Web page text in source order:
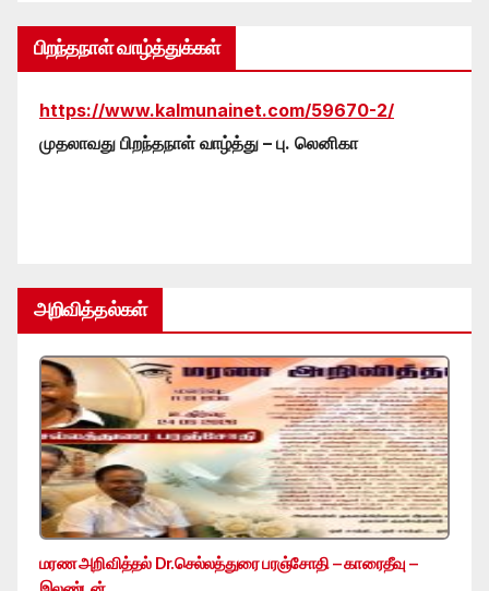
பிறந்தநாள் வாழ்த்துக்கள்
https://www.kalmunainet.com/59670-2/
முதலாவது பிறந்தநாள் வாழ்த்து – பு. லெனிகா
அறிவித்தல்கள்
மரண அறிவித்தல் Dr.செல்லத்துரை பரஞ்சோதி – காரைதீவு –